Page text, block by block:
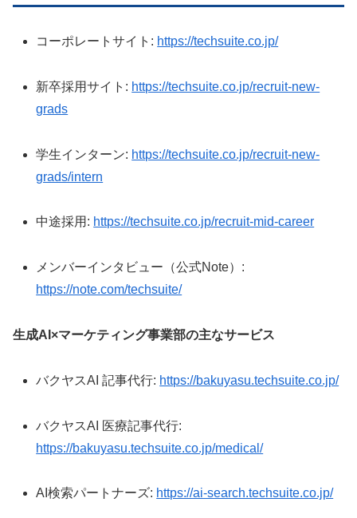
コーポレートサイト: https://techsuite.co.jp/
新卒採用サイト: https://techsuite.co.jp/recruit-new-
grads
学生インターン: https://techsuite.co.jp/recruit-new-
grads/intern
中途採用: https://techsuite.co.jp/recruit-mid-career
メンバーインタビュー（公式Note）:
https://note.com/techsuite/
生成AI×マーケティング事業部の主なサービス
バクヤスAI 記事代行: https://bakuyasu.techsuite.co.jp/
バクヤスAI 医療記事代行:
https://bakuyasu.techsuite.co.jp/medical/
AI検索パートナーズ: https://ai-search.techsuite.co.jp/